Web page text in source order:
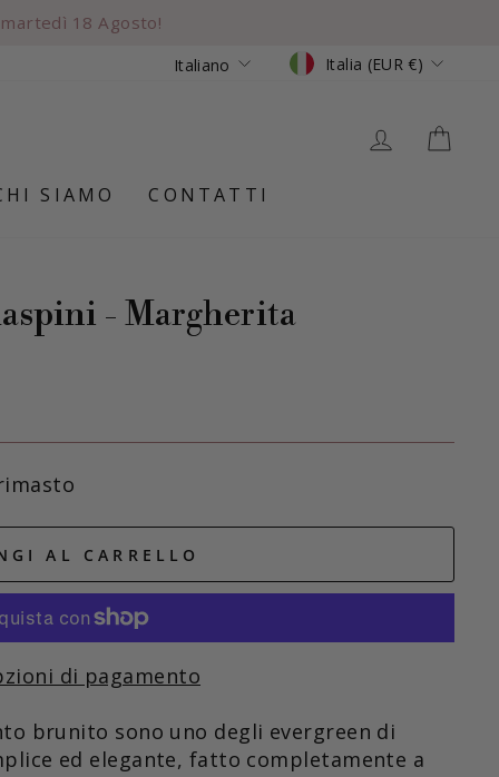
ordini superiori a €99 🌸
Lingua
Italiano Valuta
Italia (EUR €)
ACCEDI
SIAMO CONTATTI
- Margherita
AL CARRELLO
di pagamento
brunito sono uno degli evergreen di
ed elegante, fatto completamente a